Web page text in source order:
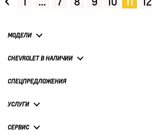
МОДЕЛИ
CHEVROLET В НАЛИЧИИ
СПЕЦПРЕДЛОЖЕНИЯ
УСЛУГИ
СЕРВИС